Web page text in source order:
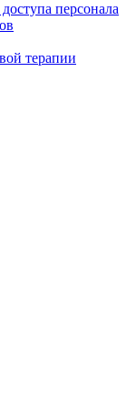
персонала
терапии